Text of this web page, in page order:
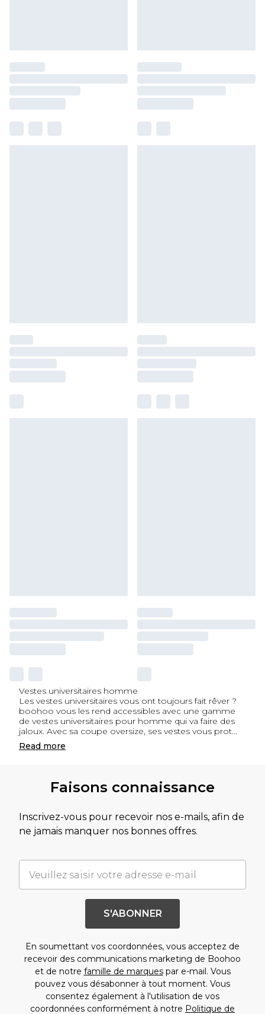
Vestes universitaires homme
Les vestes universitaires vous ont toujours fait rêver ?
boohoo vous les rend accessibles avec une gamme
de vestes universitaires pour homme qui va faire des
jaloux. Avec sa coupe oversize, ses vestes vous prot...
Read more
Faisons connaissance
Inscrivez-vous pour recevoir nos e-mails, afin de
ne jamais manquer nos bonnes offres.
S'ABONNER
En soumettant vos coordonnées, vous acceptez de
recevoir des communications marketing de Boohoo
et de notre famille de marquespar e-mail. Vous
pouvez vous désabonner à tout moment. Vous
consentez également à l'utilisation de vos
coordonnées conformément à notre Politique de